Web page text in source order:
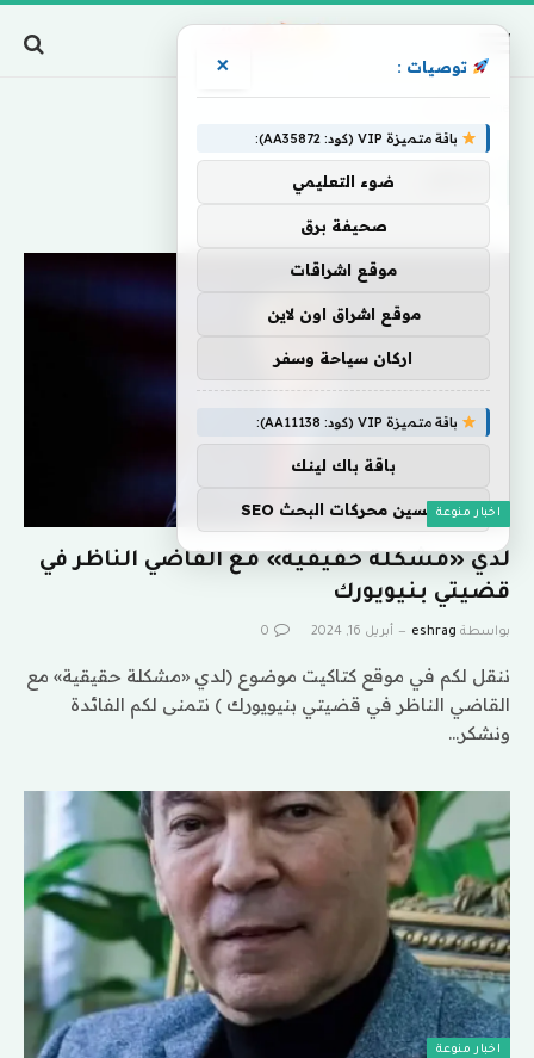
اخبار منوعة
لدي «مشكلة حقيقية» مع القاضي الناظر في
قضيتي بنيويورك
بواسطة eshrag أبريل 16, 2024 0
ننقل لكم في موقع كتاكيت موضوع (لدي «مشكلة حقيقية» مع
القاضي الناظر في قضيتي بنيويورك ) نتمنى لكم الفائدة
ونشكر…
اخبار منوعة
توصيات : ×
باقة متميزة VIP (كود: AA35872):
ضوء التعليمي
صحيفة برق
موقع اشراقات
موقع اشراق اون لاين
اركان سياحة وسفر
باقة متميزة VIP (كود: AA11138):
باقة باك لينك
تحسين محركات البحث SEO